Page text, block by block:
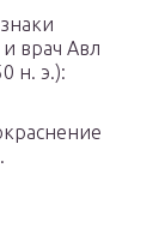
врач Авл
н. э.):